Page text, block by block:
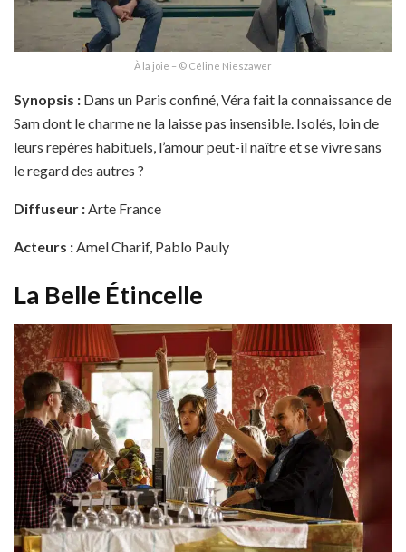
À la joie – © Céline Nieszawer
Synopsis : Dans un Paris confiné, Véra fait la connaissance de
Sam dont le charme ne la laisse pas insensible. Isolés, loin de
leurs repères habituels, l’amour peut-il naître et se vivre sans
le regard des autres ?
Diffuseur : Arte France
Acteurs : Amel Charif, Pablo Pauly
La Belle Étincelle